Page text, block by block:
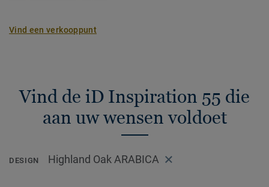
Vind een verkooppunt
Vind de iD Inspiration 55 die
aan uw wensen voldoet
DESIGN Highland Oak ARABICA